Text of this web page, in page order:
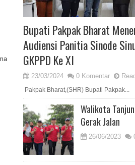
Bupati Pakpak Bharat
Audiensi Panitia Sinode
GKPPD Ke XI
23/03/2024 0 Komentar
Pakpak Bharat,(SHR) Bupati Pakpak...
Walikota
Gerak Jalan
26/06/2023